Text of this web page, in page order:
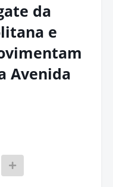
da
e
Avenida